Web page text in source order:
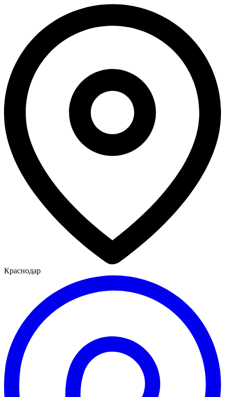
Краснодар